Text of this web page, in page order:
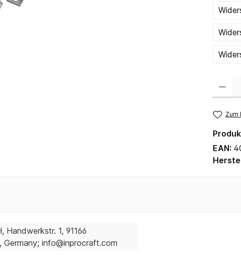
Zum
EAN:
Handwerkstr. 1, 91166
Germany; info@inprocraft.com